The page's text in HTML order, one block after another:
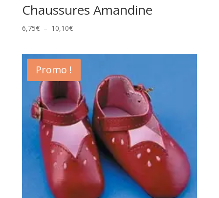
Chaussures Amandine
6,75€ – 10,10€Plage
6,75€
10,10€
Promo !